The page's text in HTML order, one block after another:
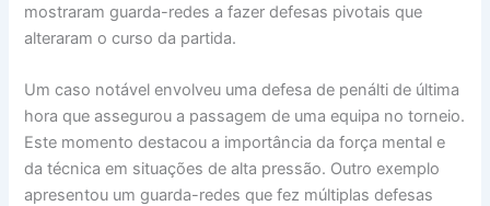
mostraram guarda-redes a fazer defesas pivotais que
alteraram o curso da partida.
Um caso notável envolveu uma defesa de penálti de última
hora que assegurou a passagem de uma equipa no torneio.
Este momento destacou a importância da força mental e
da técnica em situações de alta pressão. Outro exemplo
apresentou um guarda-redes que fez múltiplas defesas